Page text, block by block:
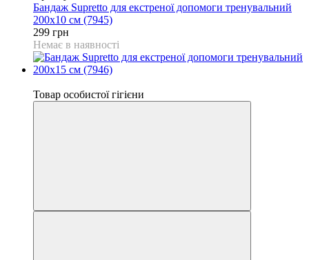
Бандаж Supretto для екстреної допомоги тренувальний
200х10 см (7945)
299 грн
Немає в наявності
Товар особистої гігієни